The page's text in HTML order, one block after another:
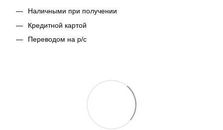
Наличными при получении
Кредитной картой
Переводом на р/с